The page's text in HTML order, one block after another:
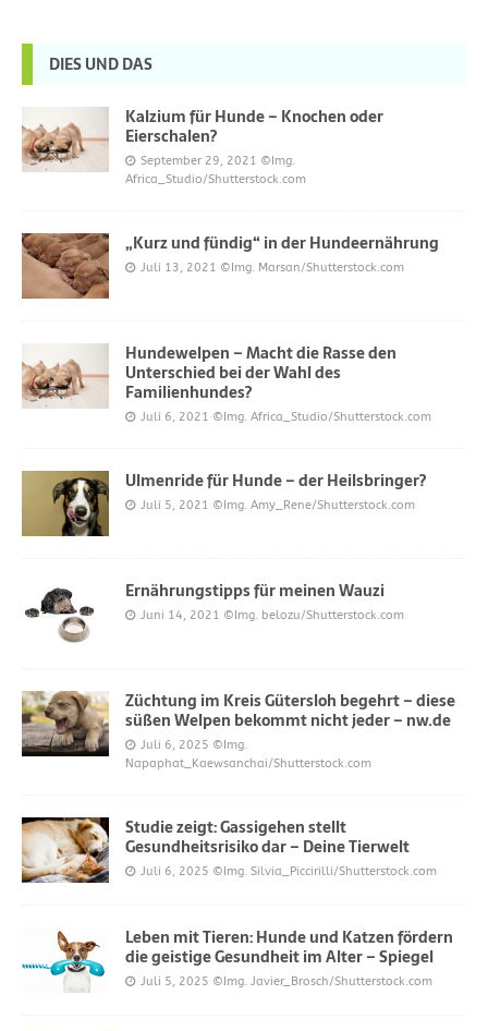
DIES UND DAS
Kalzium für Hunde – Knochen oder
Eierschalen?
September 29, 2021 ©Img.
Africa_Studio/Shutterstock.com
„Kurz und fündig“ in der Hundeernährung
Juli 13, 2021 ©Img. Marsan/Shutterstock.com
Hundewelpen – Macht die Rasse den
Unterschied bei der Wahl des
Familienhundes?
Juli 6, 2021 ©Img. Africa_Studio/Shutterstock.com
Ulmenride für Hunde – der Heilsbringer?
Juli 5, 2021 ©Img. Amy_Rene/Shutterstock.com
Ernährungstipps für meinen Wauzi
Juni 14, 2021 ©Img. belozu/Shutterstock.com
Züchtung im Kreis Gütersloh begehrt – diese
süßen Welpen bekommt nicht jeder – nw.de
Juli 6, 2025 ©Img.
Napaphat_Kaewsanchai/Shutterstock.com
Studie zeigt: Gassigehen stellt
Gesundheitsrisiko dar – Deine Tierwelt
Juli 6, 2025 ©Img. Silvia_Piccirilli/Shutterstock.com
Leben mit Tieren: Hunde und Katzen fördern
die geistige Gesundheit im Alter – Spiegel
Juli 5, 2025 ©Img. Javier_Brosch/Shutterstock.com